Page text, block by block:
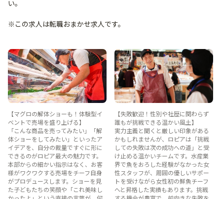
い。
※この求人は転職おまかせ求人です。
【マグロの解体ショーも！体験型イ
ベントで売場を盛り上げる】
「こんな商品を売ってみたい」「解
体ショーをしてみたい」といったア
イデアを、自分の裁量ですぐに形に
できるのがロピア最大の魅力です。
本部からの細かい指示はなく、お客
様がワクワクする売場をチーフ自身
がプロデュースします。ショーを見
た子どもたちの笑顔や「これ美味し
【失敗歓迎！性別や社歴に関わらず
誰もが挑戦できる温かい風土】
実力主義と聞くと厳しい印象がある
かもしれませんが、ロピアは「挑戦
しての失敗は次の成功への道」と受
け止める温かいチームです。水産業
界で魚をおろした経験がなかった女
性スタッフが、周囲の優しいサポー
トを受けながら女性初の鮮魚チーフ
へと昇格した実績もあります。挑戦